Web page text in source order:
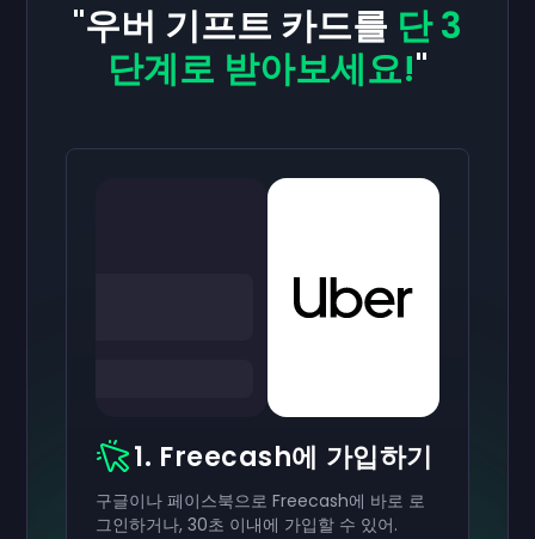
"우버 기프트 카드를 단 3
단계로 받아보세요!"
1. Freecash에 가입하기
구글이나 페이스북으로 Freecash에 바로 로
그인하거나, 30초 이내에 가입할 수 있어.